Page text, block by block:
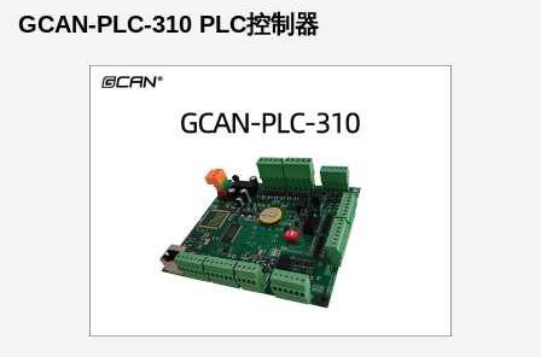
GCAN-PLC-310 PLC控制器